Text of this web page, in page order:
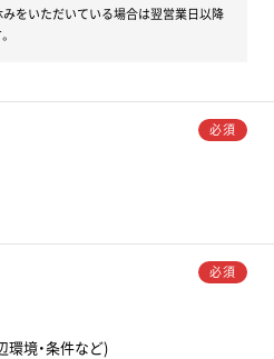
みをいただいている場合は翌営業日以降
必須
必須
境・条件など)